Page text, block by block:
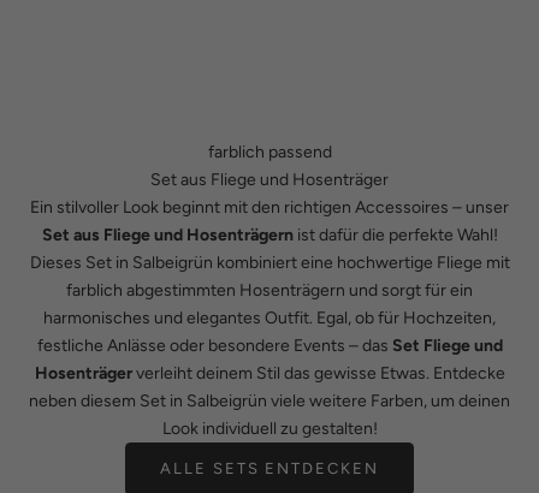
farblich passend
Set aus Fliege und Hosenträger
Ein stilvoller Look beginnt mit den richtigen Accessoires – unser
Set aus Fliege und Hosenträgernist dafür die perfekte Wahl!
Dieses Set in Salbeigrün kombiniert eine hochwertige Fliege mit
farblich abgestimmten Hosenträgern und sorgt für ein
harmonisches und elegantes Outfit. Egal, ob für Hochzeiten,
festliche Anlässe oder besondere Events – das Set Fliege und
Hosenträgerverleiht deinem Stil das gewisse Etwas. Entdecke
neben diesem Set in Salbeigrün viele weitere Farben, um deinen
Look individuell zu gestalten!
ALLE SETS ENTDECKEN